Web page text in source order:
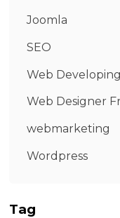
Joomla
SEO
Web Developing
Web Designer
webmarketing
Wordpress
Tag